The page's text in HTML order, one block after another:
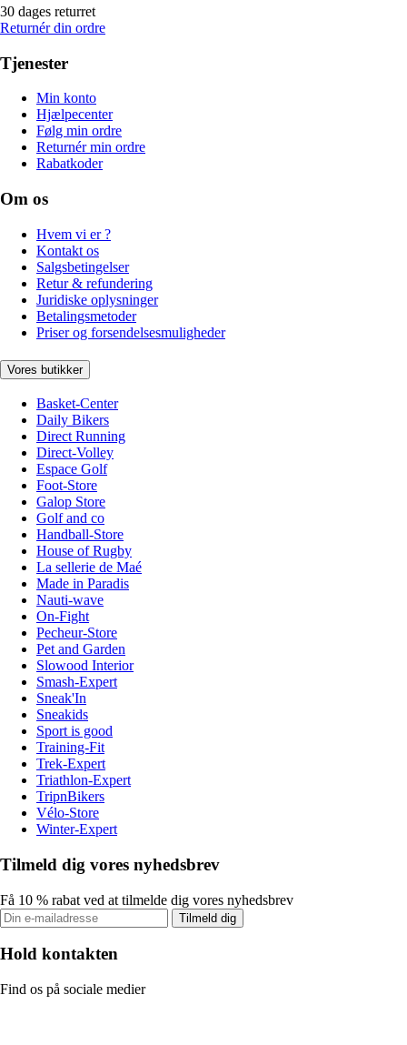
30 dages returret
Returnér din ordre
Tjenester
Min konto
Hjælpecenter
Følg min ordre
Returnér min ordre
Rabatkoder
Om os
Hvem vi er ?
Kontakt os
Salgsbetingelser
Retur & refundering
Juridiske oplysninger
Betalingsmetoder
Priser og forsendelsesmuligheder
Vores butikker
Basket-Center
Daily Bikers
Direct Running
Direct-Volley
Espace Golf
Foot-Store
Galop Store
Golf and co
Handball-Store
House of Rugby
La sellerie de Maé
Made in Paradis
Nauti-wave
On-Fight
Pecheur-Store
Pet and Garden
Slowood Interior
Smash-Expert
Sneak'In
Sneakids
Sport is good
Training-Fit
Trek-Expert
Triathlon-Expert
TripnBikers
Vélo-Store
Winter-Expert
Tilmeld dig vores nyhedsbrev
Få 10 % rabat ved at tilmelde dig vores nyhedsbrev
Tilmeld dig
Hold kontakten
Find os på sociale medier